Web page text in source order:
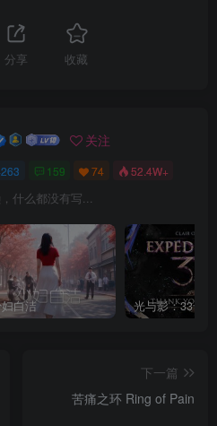
分享 收藏
关注
159 74 52.4W+
什么都没有写...
白洁
下一篇
苦痛之环 Ring of Pain